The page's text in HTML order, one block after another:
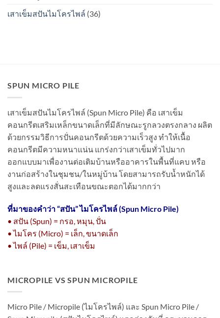
เสาเข็มสปันไมโครไพล์ (36)
SPUN MICRO PILE
เสาเข็มสปันไมโครไพล์ (Spun Micro Pile) คือ เสาเข็ม
คอนกรีตเสริมเหล็กขนาดเล็กที่มีลักษณะรูกลวงตรงกลาง ผลิต
ด้วยกรรมวิธีการปั่นคอนกรีตด้วยความเร็วสูง ทำให้เนื้อ
คอนกรีตมีความหนาแน่น แกร่งกว่าเสาเข็มทั่วไปมาก
ออกแบบมาเพื่องานต่อเติมบ้านหรืออาคารในพื้นที่แคบ หรือ
งานก่อสร้างในชุมชน/ในหมู่บ้าน โดยสามารถรับน้ำหนักได้
สูงและลดแรงสั่นสะเทือนขณะตอกได้มากกว่า
ที่มาของคำว่า “สปัน” ไมโครไพล์ (Spun Micro Pile)
• สปัน (Spun) = กรอ, หมุน, ปั่น
• ไมโคร (Micro) = เล็ก, ขนาดเล็ก
• ไพล์ (Pile) = เข็ม, เสาเข็ม
MICROPILE VS SPUN MICROPILE
Micro Pile / Micropile (ไมโครไพล์) และ Spun Micro Pile /